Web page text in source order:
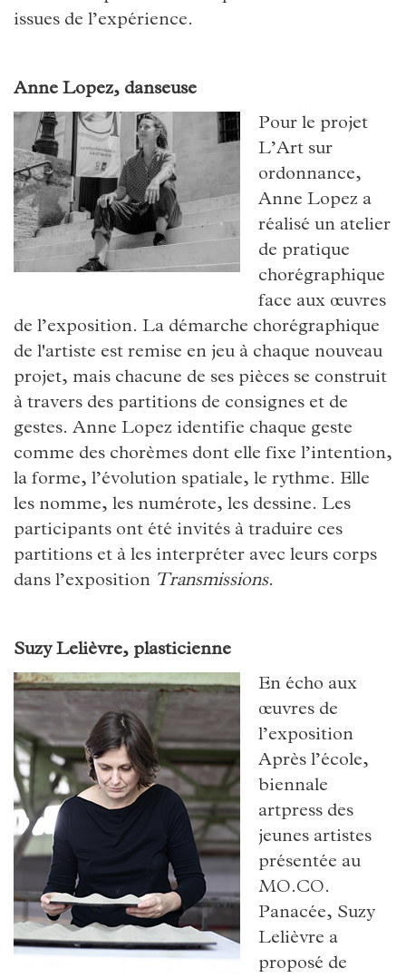
issues de l’expérience.
Anne Lopez, danseuse
Pour le projet
L’Art sur
ordonnance,
Anne Lopez a
réalisé un atelier
de pratique
chorégraphique
face aux œuvres
de l’exposition. La démarche chorégraphique
de l'artiste est remise en jeu à chaque nouveau
projet, mais chacune de ses pièces se construit
à travers des partitions de consignes et de
gestes. Anne Lopez identifie chaque geste
comme des chorèmes dont elle fixe l’intention,
la forme, l’évolution spatiale, le rythme. Elle
les nomme, les numérote, les dessine. Les
participants ont été invités à traduire ces
partitions et à les interpréter avec leurs corps
dans l’exposition Transmissions.
Suzy Lelièvre, plasticienne
En écho aux
œuvres de
l’exposition
Après l’école,
biennale
artpress des
jeunes artistes
présentée au
MO.CO.
Panacée, Suzy
Lelièvre a
proposé de